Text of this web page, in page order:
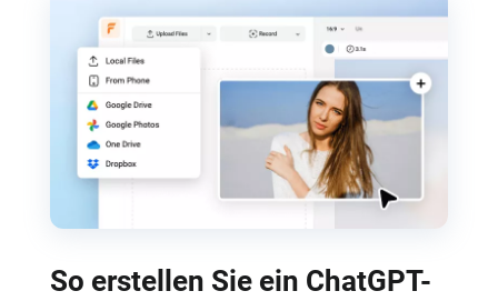
So erstellen Sie ein ChatGPT-